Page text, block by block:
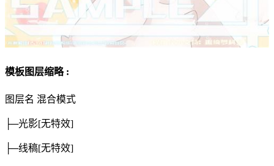
模板图层缩略 :
图层名 混合模式
├─光影[无特效]
├─线稿[无特效]